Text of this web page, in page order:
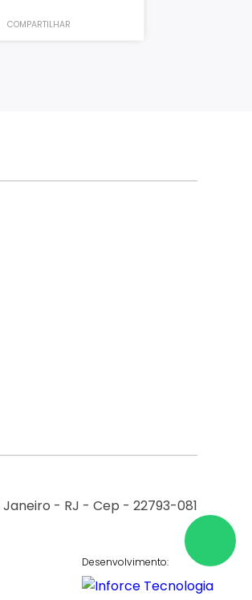
COMPARTILHAR
- RJ - Cep - 22793-081
Desenvolvimento: